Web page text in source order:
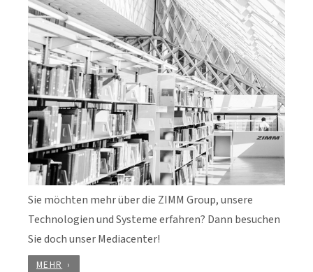
Sie möchten mehr über die ZIMM Group, unsere
Technologien und Systeme erfahren? Dann besuchen
Sie doch unser Mediacenter!
MEHR